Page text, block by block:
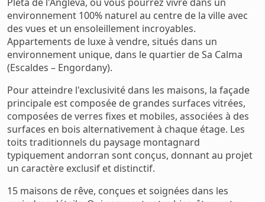
environnement 100% naturel au centre de la ville avec
des vues et un ensoleillement incroyables.
Appartements de luxe à vendre, situés dans un
environnement unique, dans le quartier de Sa Calma
(Escaldes – Engordany).
Pour atteindre l'exclusivité dans les maisons, la façade
principale est composée de grandes surfaces vitrées,
composées de verres fixes et mobiles, associées à des
surfaces en bois alternativement à chaque étage. Les
toits traditionnels du paysage montagnard
typiquement andorran sont conçus, donnant au projet
un caractère exclusif et distinctif.
15 maisons de rêve, conçues et soignées dans les